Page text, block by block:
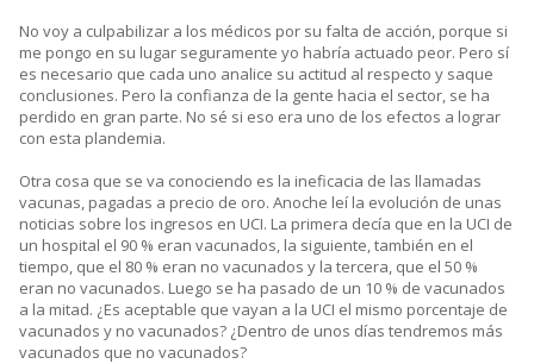
No voy a culpabilizar a los médicos por su falta de acción, porque si
me pongo en su lugar seguramente yo habría actuado peor. Pero sí
es necesario que cada uno analice su actitud al respecto y saque
conclusiones. Pero la confianza de la gente hacia el sector, se ha
perdido en gran parte. No sé si eso era uno de los efectos a lograr
con esta plandemia.
Otra cosa que se va conociendo es la ineficacia de las llamadas
vacunas, pagadas a precio de oro. Anoche leí la evolución de unas
noticias sobre los ingresos en UCI. La primera decía que en la UCI de
un hospital el 90 % eran vacunados, la siguiente, también en el
tiempo, que el 80 % eran no vacunados y la tercera, que el 50 %
eran no vacunados. Luego se ha pasado de un 10 % de vacunados
a la mitad. ¿Es aceptable que vayan a la UCI el mismo porcentaje de
vacunados y no vacunados? ¿Dentro de unos días tendremos más
vacunados que no vacunados?